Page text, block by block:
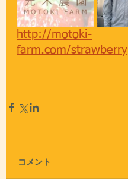
http://motoki-
farm.com/strawberry
コメント